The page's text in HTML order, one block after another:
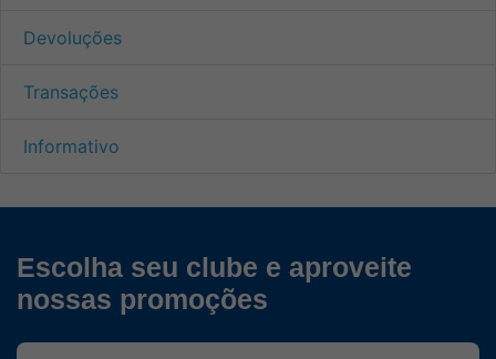
Devoluções
Transações
Informativo
Escolha seu clube e aproveite
nossas promoções